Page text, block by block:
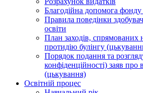
Благодійна допомога
Правила поведінки
освіти
План заходів, спрямованих
протидію булінгу
Порядок подання та
конфіденційності) заяв про
(цькування)
Освітній процес